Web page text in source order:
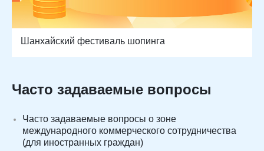
Шанхайский фестиваль шопинга
Часто задаваемые вопросы
Часто задаваемые вопросы о зоне
международного коммерческого сотрудничества
(для иностранных граждан)